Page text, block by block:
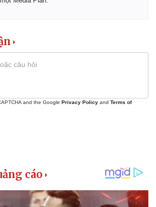
and the Google Privacy Policy and Terms of